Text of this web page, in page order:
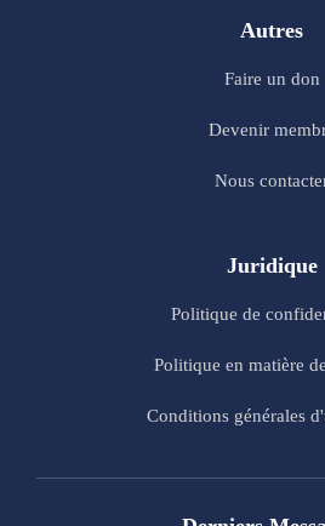
Autres
Faire un don
Devenir
Nous
Juridique
Politique de
Politique en matière
Conditions générales